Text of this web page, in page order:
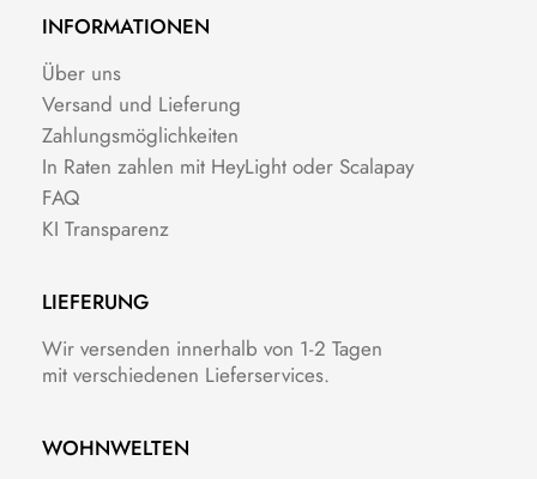
INFORMATIONEN
Über uns
Versand und Lieferung
Zahlungsmöglichkeiten
In Raten zahlen mit HeyLight oder Scalapay
FAQ
KI Transparenz
LIEFERUNG
Wir versenden innerhalb von 1-2 Tagen
mit verschiedenen Lieferservices.
WOHNWELTEN